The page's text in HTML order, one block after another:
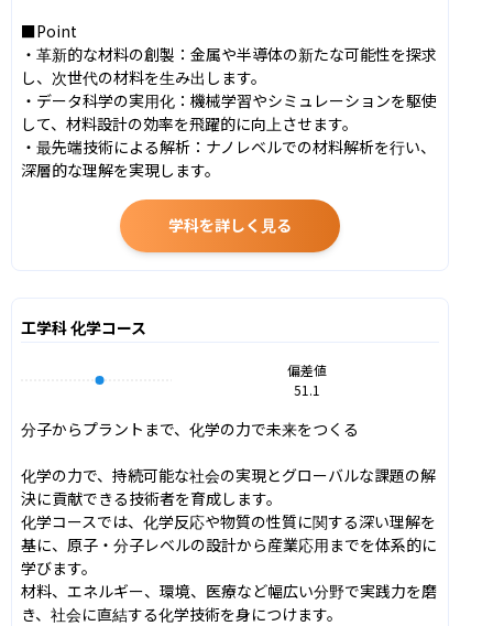
■Point
・革新的な材料の創製：金属や半導体の新たな可能性を探求
し、次世代の材料を生み出します。
・データ科学の実用化：機械学習やシミュレーションを駆使
して、材料設計の効率を飛躍的に向上させます。
・最先端技術による解析：ナノレベルでの材料解析を行い、
深層的な理解を実現します。
学科を詳しく見る
工学科 化学コース
偏差値
51.1
分子からプラントまで、化学の力で未来をつくる
化学の力で、持続可能な社会の実現とグローバルな課題の解
決に貢献できる技術者を育成します。
化学コースでは、化学反応や物質の性質に関する深い理解を
基に、原子・分子レベルの設計から産業応用までを体系的に
学びます。
材料、エネルギー、環境、医療など幅広い分野で実践力を磨
き、社会に直結する化学技術を身につけます。